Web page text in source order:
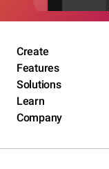
Create
Features
Solutions
Learn
Company